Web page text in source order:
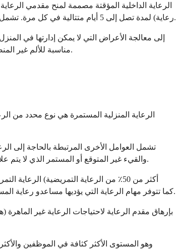
الرعاية الداخلية المؤقتة مصممة لمنح مقدمي
رعاية) لمدة تصل إلى 5 أيام متتالية في كل مرة. تشمل الرعاية المؤقتة الإقامة والوجبات. غالبًا ما يقوم مقدمو الرعاية بجدولة الرعاية المؤقتة للسفر، وحضور المناسبات الهامة، أو إدارة احتياجاتهم الصحية الخاصة.
مدار 24 ساعة. GIP مناسبة للألم غير المنضبط، والغثيان أو القيء المستعصي، وضيق التنفس، والجروح الشديدة التي تتطلب علاجًا مكثفًا، أو أعراض أخرى حادة تتطلب تدخلًا مكثفًا.
الرعاية المنزلية المستمرة هي نوع محدد من
تشمل العوامل الأخرى المرتبطة بالحاجة إلى
والقيء غير المتوقع أو المستمر الذي لا يتم علاجه بالأدوية العادية، ونوبات الصرع المستعصية (بداية جديدة، أو تلك التي لا يتم التحكم فيها بالأدوية العادية) و/أو تعديل الأدوية التي تتطلب إشرافًا تمريضيًا وثيقًا.
الماهرة من قبل RN، LPN أو LVN). كما تتوفر مهام الرعاية التي يؤديها مساعدو رعاية المسنين والتي لا تتطلب مهارات طبية احترافية مثل الاستحمام، والمشي، والمساعدة في الوجبات لتكملة الرعاية التمريضية.